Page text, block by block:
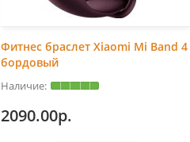
Фитнес браслет Xiaomi Mi Band 4
бордовый
2090.00р.